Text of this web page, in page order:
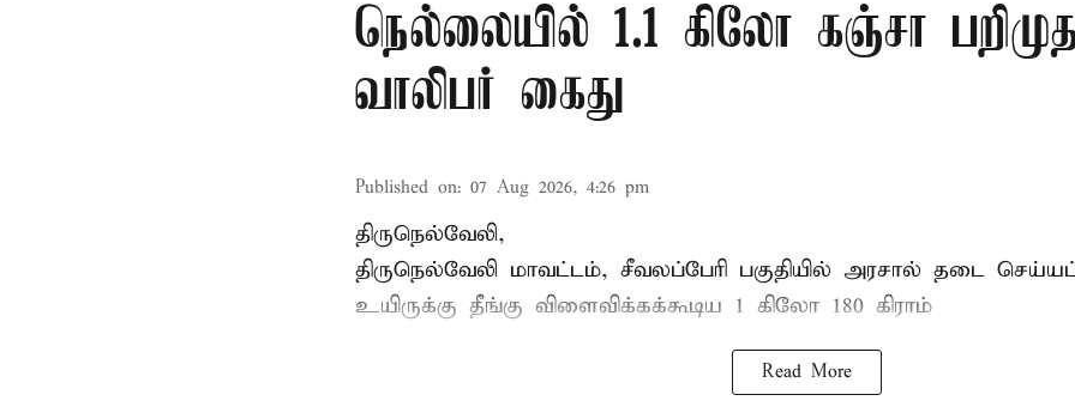
நெல்லையில் 1.1 கிலோ கஞ்சா
வாலிபர் கைது
Published on: 07 Aug 2026, 4:26 pm
திருநெல்வேலி,
திருநெல்வேலி மாவட்டம், சீவலப்பேரி பகுதியில் அரசால் தடை
உயிருக்கு தீங்கு விளைவிக்கக்கூடிய 1 கிலோ 180 கிராம்
Read More